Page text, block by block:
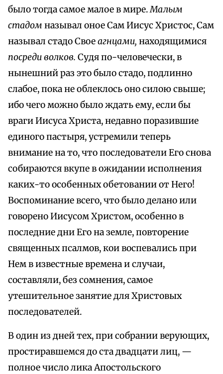
было тогда самое малое в мире.Малым
стадом называл оное Сам Иисус Христос, Сам
называл стадо Своеагнцами, находящимися
посреди волков. Судя по-человечески, в
нынешний раз это было стадо, подлинно
слабое, пока не облеклось оно силою свыше;
ибо чего можно было ждать ему, если бы
враги Иисуса Христа, недавно поразившие
единого пастыря, устремили теперь
внимание на то, что последователи Его снова
собираются вкупе в ожидании исполнения
каких-то особенных обетовании от Него!
Воспоминание всего, что было делано или
говорено Иисусом Христом, особенно в
последние дни Его на земле, повторение
священных псалмов, кои воспевались при
Нем в известные времена и случаи,
составляли, без сомнения, самое
утешительное занятие для Христовых
последователей.
В один из дней тех, при собрании верующих,
простиравшемся до ста двадцати лиц, —
полное число лика Апостольского